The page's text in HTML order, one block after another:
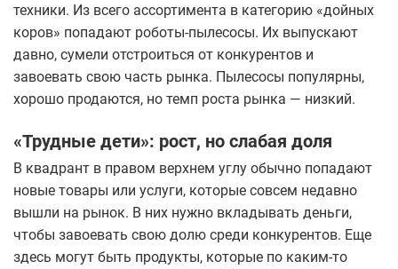
техники. Из всего ассортимента в категорию «дойных
коров» попадают роботы-пылесосы. Их выпускают
давно, сумели отстроиться от конкурентов и
завоевать свою часть рынка. Пылесосы популярны,
хорошо продаются, но темп роста рынка — низкий.
«Трудные дети»: рост, но слабая доля
В квадрант в правом верхнем углу обычно попадают
новые товары или услуги, которые совсем недавно
вышли на рынок. В них нужно вкладывать деньги,
чтобы завоевать свою долю среди конкурентов. Еще
здесь могут быть продукты, которые по каким-то